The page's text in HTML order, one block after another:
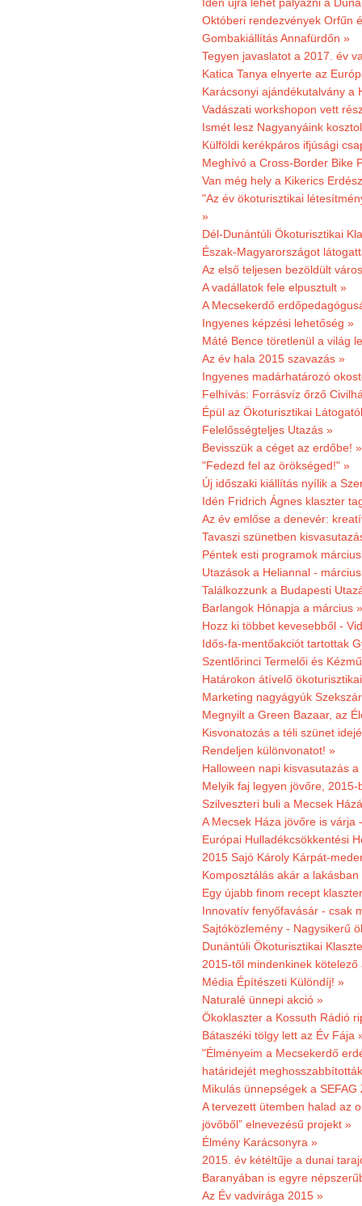
Októberi rendezvények Orfűn
Gombakiállítás Annafürdőn »
Tegyen javaslatot a 2017. év
Katica Tanya elnyerte az
Karácsonyi ajándékutalvány a
Vadászati workshopon vett
Ismét lesz Nagyanyáink
Külföldi kerékpáros ifjúsági
Meghívó a Cross-Border Bike
Van még hely a Kikerics
"Az év ökoturisztikai
»
Dél-Dunántúli Ökoturisztikai
Észak-Magyarországot
Az első teljesen bezöldült
A vadállatok fele elpusztult »
A Mecsekerdő
Ingyenes képzési lehetőség »
Máté Bence töretlenül a világ
Az év hala 2015 szavazás »
Ingyenes madárhatározó
Felhívás: Forrásvíz őrző
Épül az Ökoturisztikai
Felelősségteljes Utazás »
Bevisszük a céget az erdőbe! »
"Fedezd fel az örökséged!" »
Új időszaki kiállítás nyílik a
Idén Fridrich Ágnes klaszter
Az év emlőse a denevér:
Tavaszi szünetben
Péntek esti programok
Utazások a Heliannal -
Találkozzunk a Budapesti
Barlangok Hónapja a március »
Hozz ki többet kevesebből -
Idős-fa-mentőakciót tartottak
Szentlőrinci Termelői és
Határokon átívelő
Marketing nagyágyúk
Megnyilt a Green Bazaar, az
Kisvonatozás a téli szünet
Rendeljen különvonatot! »
Halloween napi kisvasutazás
Melyik faj legyen jövőre,
Szilveszteri buli a Mecsek
A Mecsek Háza jövőre is várja
Európai Hulladékcsökkentési
2015 Sajó Károly Kárpát-
Komposztálás akár a lakásban
Egy újabb finom recept
Innovatív fenyőfavásár - csak
Sajtóközlemény - Nagysikerű
Dunántúli Ökoturisztikai
2015-től mindenkinek
Média Építészeti Különdíj! »
Naturalé ünnepi akció »
Ökoklaszter a Kossuth Rádió
Bátaszéki tölgy lett az Év Fája
"Élményeim a Mecsekerdő
határidejét
Mikulás ünnepségek a SEFAG
A tervezett ütemben halad az
jövőből” elnevezésű projekt »
Élmény Karácsonyra »
2015. év kétéltűje a dunai
Baranyában is egyre
Az Év vadvirága 2015 »